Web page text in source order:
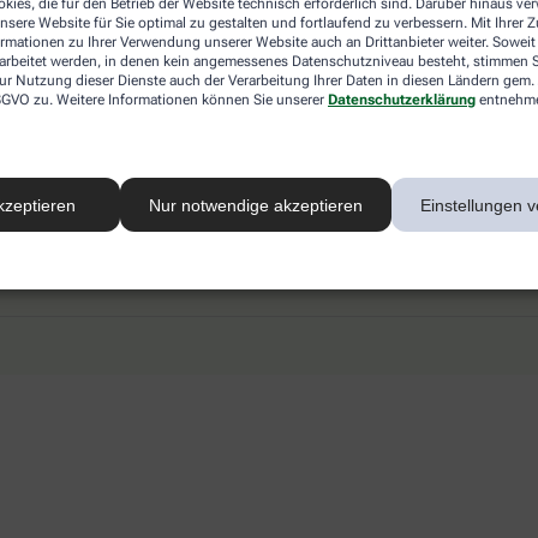
die für den Betrieb der Website technisch erforderlich sind. Darüber hinaus
Website für Sie optimal zu gestalten und fortlaufend zu verbessern. Mit Ihrer
zu Ihrer Verwendung unserer Website auch an Drittanbieter weiter. Soweit
werden, in denen kein angemessenes Datenschutzniveau besteht, stimmen
Nutzung dieser Dienste auch der Verarbeitung Ihrer Daten in diesen Ländern
zu. Weitere Informationen können Sie unserer Datenschutzerklärung
Nur notwendige akzeptieren Einstellungen
einer anderen akzeptierten
Ihrer Apotheke vor Ort.
Abholung in der Apotheke
Botendienstlieferung
Mobile App